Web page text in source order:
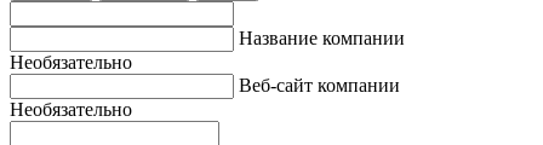
Название компании
Необязательно
Веб-сайт компании
Необязательно